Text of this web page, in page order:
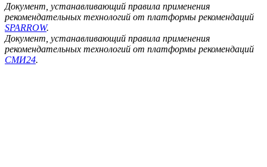
Документ, устанавливающий правила применения
рекомендательных технологий от платформы рекомендаций
SPARROW.
Документ, устанавливающий правила применения
рекомендательных технологий от платформы рекомендаций
СМИ24.